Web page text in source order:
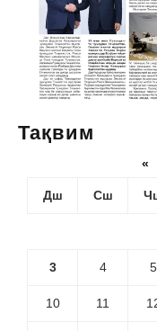
Тақвим
«
Дш Сш
3 4 5
10 11